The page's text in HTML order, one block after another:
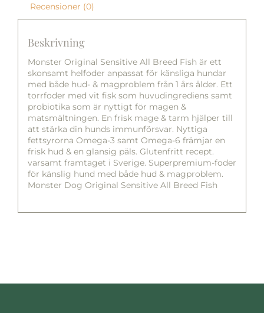
Recensioner (0)
Beskrivning
Monster Original Sensitive All Breed Fish är ett
skonsamt helfoder anpassat för känsliga hundar
med både hud- & magproblem från 1 års ålder. Ett
torrfoder med vit fisk som huvudingrediens samt
probiotika som är nyttigt för magen &
matsmältningen. En frisk mage & tarm hjälper till
att stärka din hunds immunförsvar. Nyttiga
fettsyrorna Omega-3 samt Omega-6 främjar en
frisk hud & en glansig päls. Glutenfritt recept.
varsamt framtaget i Sverige. Superpremium-foder
för känslig hund med både hud & magproblem.
Monster Dog Original Sensitive All Breed Fish